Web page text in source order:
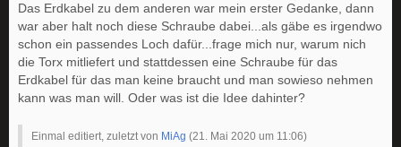
Das Erdkabel zu dem anderen war mein erster Gedanke, dann
war aber halt noch diese Schraube dabei...als gäbe es irgendwo
schon ein passendes Loch dafür...frage mich nur, warum nich
die Torx mitliefert und stattdessen eine Schraube für das
Erdkabel für das man keine braucht und man sowieso nehmen
kann was man will. Oder was ist die Idee dahinter?
Einmal editiert, zuletzt von MiAg (21. Mai 2020 um 11:06)